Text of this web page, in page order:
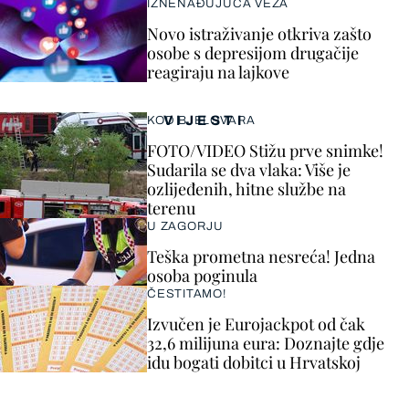
VIJESTI
KOD BJELOVARA
FOTO/VIDEO Stižu prve snimke!
Sudarila se dva vlaka: Više je
ozlijeđenih, hitne službe na
terenu
U ZAGORJU
Teška prometna nesreća! Jedna
osoba poginula
ČESTITAMO!
Izvučen je Eurojackpot od čak
32,6 milijuna eura: Doznajte gdje
idu bogati dobitci u Hrvatskoj
IZNENAĐUJUĆA VEZA
Novo istraživanje otkriva zašto
osobe s depresijom drugačije
reagiraju na lajkove